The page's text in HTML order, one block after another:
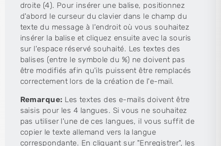
droite (4). Pour insérer une balise, positionnez
d'abord le curseur du clavier dans le champ du
texte du message à l'endroit où vous souhaitez
insérer la balise et cliquez ensuite avec la souris
sur l'espace réservé souhaité. Les textes des
balises (entre le symbole du %) ne doivent pas
être modifiés afin qu'ils puissent être remplacés
correctement lors de la création de l'e-mail.
Remarque: Les textes des e-mails doivent être
saisis pour les 4 langues. Si vous ne souhaitez
pas utiliser l'une de ces langues, il vous suffit de
copier le texte allemand vers la langue
correspondante. En cliquant sur "Enregistrer", les